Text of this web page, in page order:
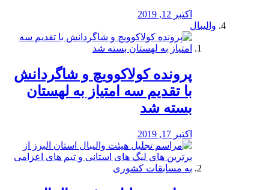
اکتبر 12, 2019
والیبال
پرونده کولاکوویچ و شاگردانش
با تقدیم سه امتیاز به لهستان
بسته شد
اکتبر 17, 2019